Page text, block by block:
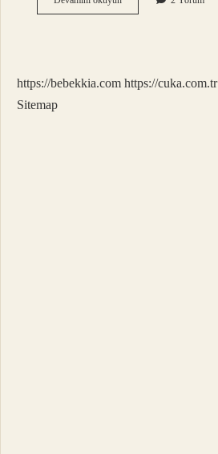
Fiili
https://bebekkia.com https://cuka.com.tr
Sitemap